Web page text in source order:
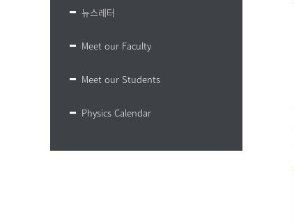
뉴스레터
Meet our Faculty
Meet our Students
Physics Calendar